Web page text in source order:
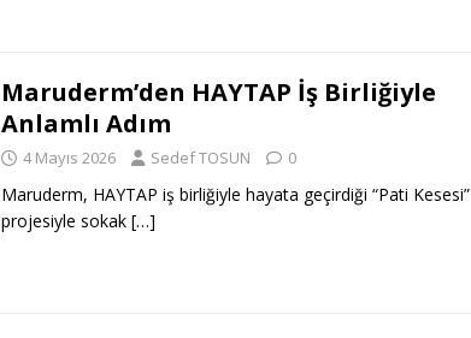
Maruderm’den HAYTAP İş Birliğiyle
Anlamlı Adım
4 Mayıs 2026 Sedef TOSUN 0
Maruderm, HAYTAP iş birliğiyle hayata geçirdiği “Pati Kesesi”
projesiyle sokak […]